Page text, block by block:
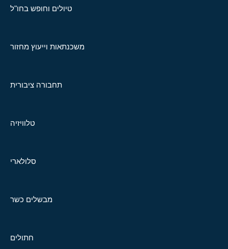
טיולים וחופש בחו"ל
משכנתאות וייעוץ מחזור
תחבורה ציבורית
טלוויזיה
סלולארי
מבשלים כשר
חתולים